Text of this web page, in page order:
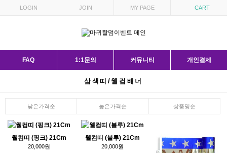
LOGIN JOIN MY PAGE CART
FAQ 1:1문의 커뮤니티 개인결제
삼색띠/웰컴배너
낮은가격순 높은가격순 상품명순
웰컴띠 (핑크) 21Cm
20,000원
웰컴띠 (블루) 21Cm
20,000원